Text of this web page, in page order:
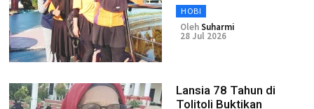
HOBI
OlehSuharmi
28 Jul 2026
Lansia 78 Tahun di
Tolitoli Buktikan